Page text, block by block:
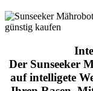
Der Sunseeker
auf intelligete